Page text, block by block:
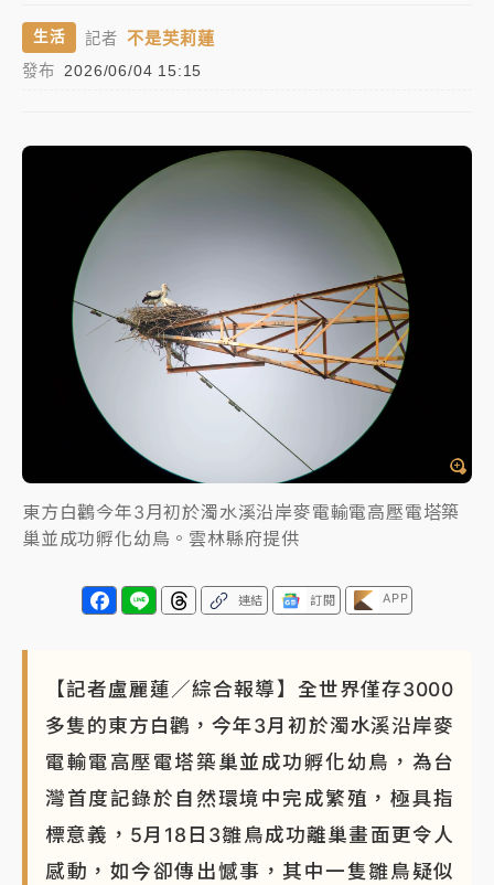
油價持續凍漲！ 中油宣布下周一汽柴油價格維持不變
路鷹架倒塌壓2車
白海豚暴風圈逼近！新北淡水赫見龍捲風 榕樹
連根拔起
中颱白海豚風雨來了！中部以北防豪雨 今晚、明天影
響最劇烈
白海豚逼近！北市水門只出不進 未移置車輛最高罰
4800＋拖吊費
生活 記者 不是芙莉蓮
發布 2026/06/04 15:15
東方白鸛今年3月初於濁水溪沿岸麥電輸電高壓電塔築
巢並成功孵化幼鳥。雲林縣府提供
連結 訂閱 APP
【記者盧麗蓮／綜合報導】全世界僅存3000
多隻的東方白鸛，今年3月初於濁水溪沿岸麥
電輸電高壓電塔築巢並成功孵化幼鳥，為台
灣首度記錄於自然環境中完成繁殖，極具指
標意義，5月18日3雛鳥成功離巢畫面更令人
感動，如今卻傳出憾事，其中一隻雛鳥疑似